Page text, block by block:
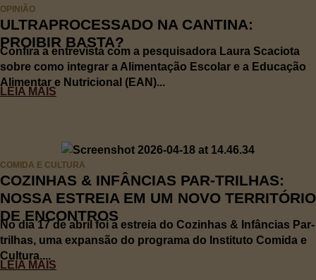
OPINIÃO
ULTRAPROCESSADO NA CANTINA:
PROIBIR BASTA?
Confira a entrevista com a pesquisadora Laura Scaciota
sobre como integrar a Alimentação Escolar e a Educação
Alimentar e Nutricional (EAN)...
LEIA MAIS
COMIDA E CULTURA
COZINHAS & INFÂNCIAS PAR-TRILHAS:
NOSSA ESTREIA EM UM NOVO TERRITÓRIO
DE ENCONTROS
No dia 17 de abril foi a estreia do Cozinhas & Infâncias Par-
trilhas, uma expansão do programa do Instituto Comida e
Cultura....
LEIA MAIS